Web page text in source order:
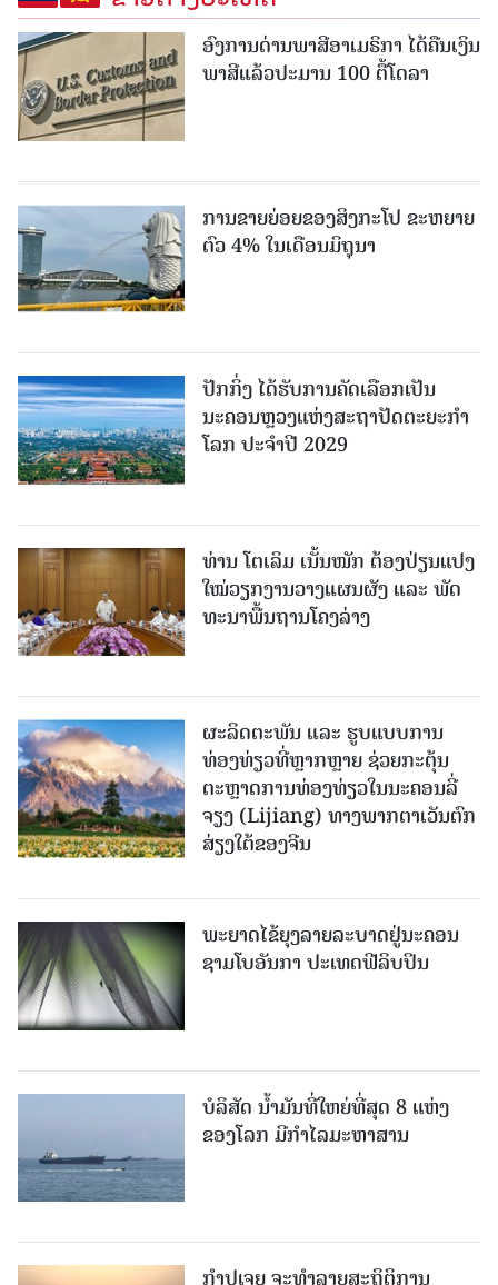
ອົງການດ່ານພາສີອາເມຣິກາ ໄດ້ຄືນເງິນ
ພາສີແລ້ວປະມານ 100 ຕື້ໂດລາ
ການຂາຍຍ່ອຍຂອງສິງກະໂປ ຂະຫຍາຍ
ຕົວ 4% ໃນເດືອນມິຖຸນາ
ປັກກິ່ງ ໄດ້ຮັບການຄັດເລືອກເປັນ
ນະຄອນຫຼວງແຫ່ງສະຖາປັດຕະຍະກຳ
ໂລກ ປະຈຳປີ 2029
ທ່ານ ໂຕ​ເລິມ ເນັ້ນໜັກ ຕ້ອງ​ປ່ຽນ​ແປງ​
ໃໝ່​ວຽກ​ງານ​ວາງ​ແຜນ​ຜັງ ແລະ ​ພັດ​
ທະ​ນາ​ພື້ນ​ຖານ​ໂຄງ​ລ່າງ
ຜະລິດຕະພັນ ແລະ ຮູບແບບການ
ທ່ອງທ່ຽວທີ່ຫຼາກຫຼາຍ ຊ່ວຍກະຕຸ້ນ
ຕະຫຼາດການທ່ອງທ່ຽວໃນນະຄອນລີ່
ຈຽງ (Lijiang) ທາງພາກຕາເວັນຕົກ
ສ່ຽງໃຕ້ຂອງຈີນ
ພະຍາດໄຂ້ຍຸງລາຍລະບາດຢູ່ນະຄອນ
ຊາມໂບ​ອັນກາ ປະເທດຟີລິບປິນ
ບໍລິສັດ ນ້ຳມັນທີ່ໃຫຍ່ທີ່ສຸດ 8 ແຫ່ງ
ຂອງໂລກ ມີກຳໄລມະຫາສານ